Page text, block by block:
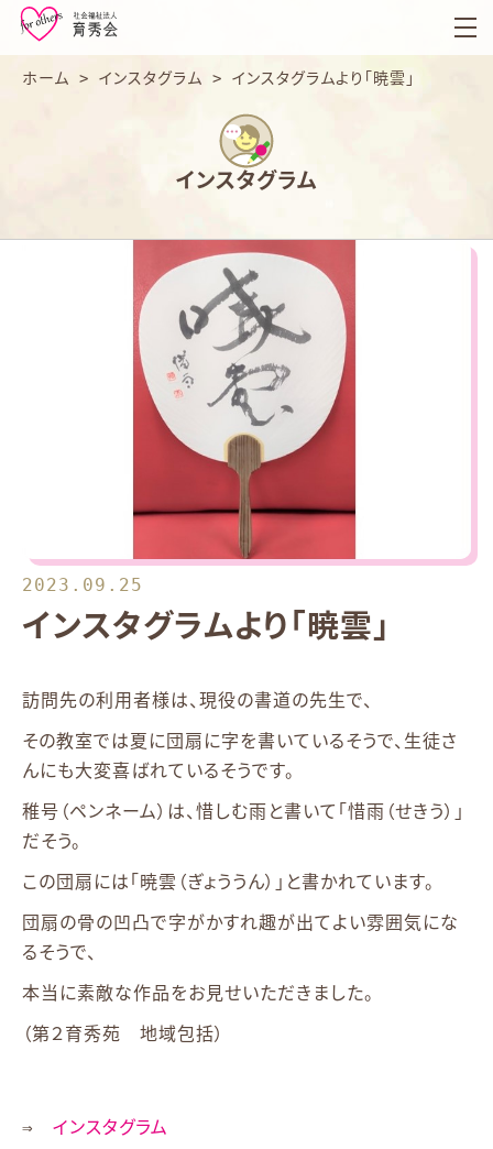
育
秀
会
ホーム > インスタグラム > インスタグラムより「暁雲」
インスタグラム
2023.09.25
インスタグラムより「暁雲」
訪問先の利用者様は、現役の書道の先生で、
その教室では夏に団扇に字を書いているそうで、生徒さ
んにも大変喜ばれているそうです。
稚号（ペンネーム）は、惜しむ雨と書いて「惜雨（せきう）」
だそう。
この団扇には「暁雲（ぎょううん）」と書かれています。
団扇の骨の凹凸で字がかすれ趣が出てよい雰囲気にな
るそうで、
本当に素敵な作品をお見せいただきました。
（第２育秀苑 地域包括）
⇒ インスタグラム